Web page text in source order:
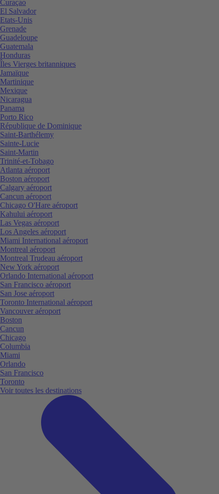
Curaçao
El Salvador
Etats-Unis
Grenade
Guadeloupe
Guatemala
Honduras
Îles Vierges britanniques
Jamaïque
Martinique
Mexique
Nicaragua
Panama
Porto Rico
République de Dominique
Saint-Barthélemy
Sainte-Lucie
Saint-Martin
Trinité-et-Tobago
Atlanta aéroport
Boston aéroport
Calgary aéroport
Cancun aéroport
Chicago O'Hare aéroport
Kahului aéroport
Las Vegas aéroport
Los Angeles aéroport
Miami International aéroport
Montreal aéroport
Montreal Trudeau aéroport
New York aéroport
Orlando International aéroport
San Francisco aéroport
San Jose aéroport
Toronto International aéroport
Vancouver aéroport
Boston
Cancun
Chicago
Columbia
Miami
Orlando
San Francisco
Toronto
Voir toutes les destinations